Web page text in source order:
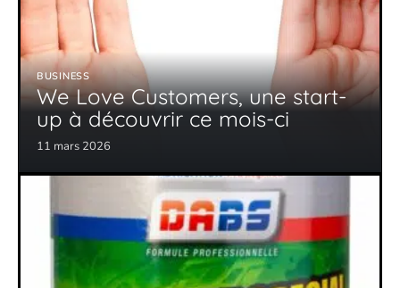
BUSINESS
We Love Customers, une start-
up à découvrir ce mois-ci
11 mars 2026